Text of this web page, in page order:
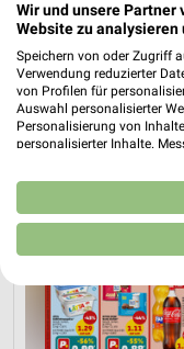
16 Prospekte
PENNY
Wir und unsere Partner
Website zu analysieren
Speichern von oder Zugriff
Verwendung reduzierter
von Profilen für
Auswahl personalisierter
Personalisierung von
personalisierter Inhalte.
Kombinationen von Daten
Verbesserung der
von Inhalten.
Daten können außerhalb
USA gesendet werden.
Website/App.
Partnerliste anzeigen